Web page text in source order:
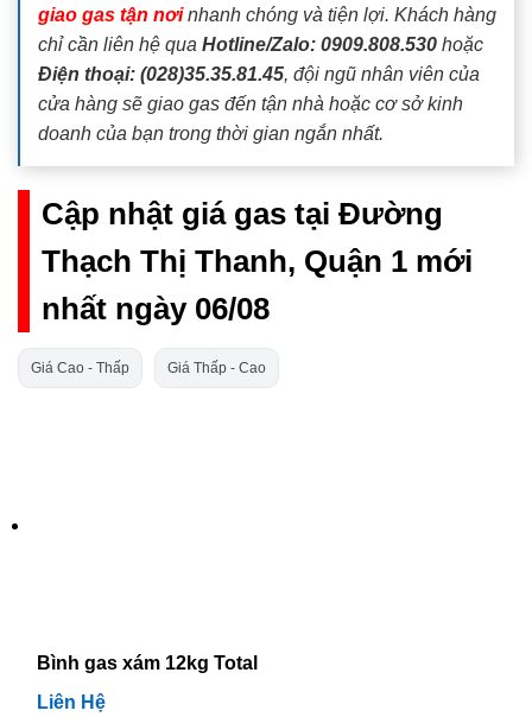
giao gas tận nơinhanh chóng và tiện lợi. Khách hàng
chỉ cần liên hệ qua Hotline/Zalo: 0909.808.530 hoặc
Điện thoại: (028)35.35.81.45, đội ngũ nhân viên của
cửa hàng sẽ giao gas đến tận nhà hoặc cơ sở kinh
doanh của bạn trong thời gian ngắn nhất.
Cập nhật giá gas tại Đường
Thạch Thị Thanh, Quận 1 mới
nhất ngày 06/08
Giá Cao - Thấp Giá Thấp - Cao
Bình gas xám 12kg Total
Liên Hệ